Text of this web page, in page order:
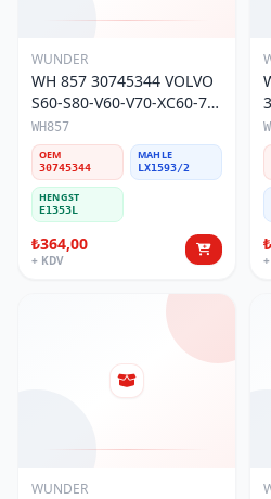
WUNDER
WH 857 30745344 VOLVO
S60-S80-V60-V70-XC60-70
3,0 T-3 HAVA FİLTRESİ
WH857
OEM
30745344
MAHLE
LX1593/2
HENGST
E1353L
₺364,00
+ KDV
WUNDER